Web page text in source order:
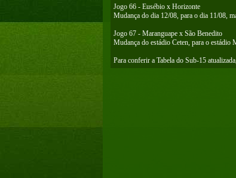
Jogo 66 - Eusébio x Horizonte
Mudança do dia 12/08, para o dia 11/08,
Jogo 67 - Maranguape x São Benedito
Mudança do estádio Ceten, para o estádio
Para conferir a Tabela do Sub-15